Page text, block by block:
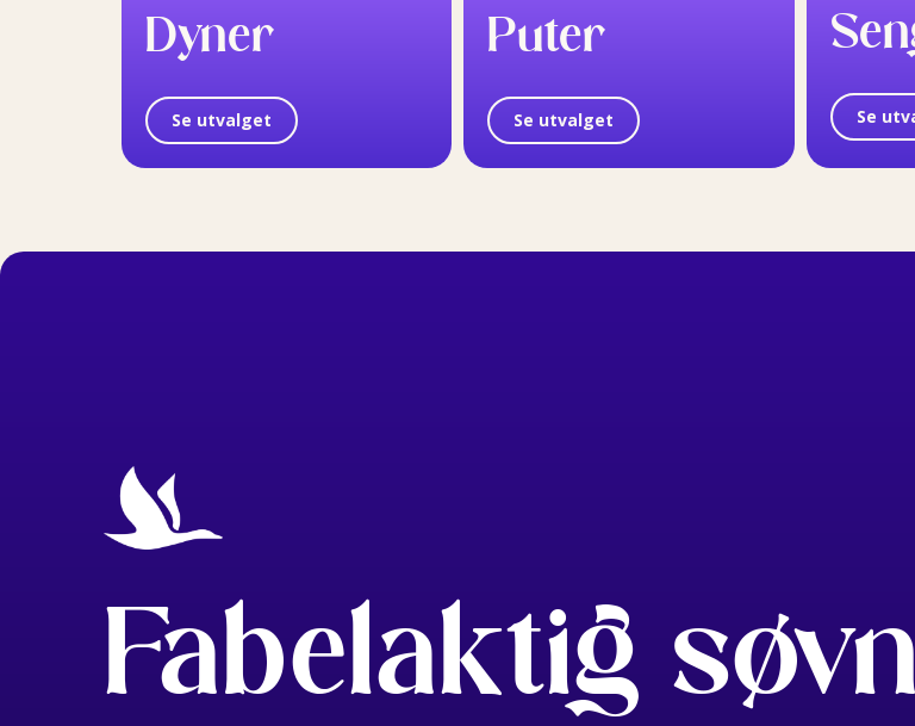
Dyner
Se utvalget
Puter
Se utvalget Se
Fabelaktig søvn